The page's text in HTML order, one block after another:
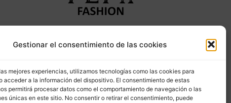
Gestionar el consentimiento de las cookies
mejores experiencias, utilizamos tecnologías como las cookies para
acceder a la información del dispositivo. El consentimiento de estas
permitirá procesar datos como el comportamiento de navegación o las
únicas en este sitio. No consentir o retirar el consentimiento, puede